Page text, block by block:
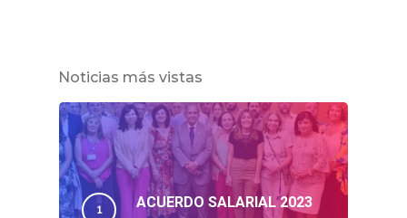
Noticias más vistas
ACUERDO SALARIAL 2023